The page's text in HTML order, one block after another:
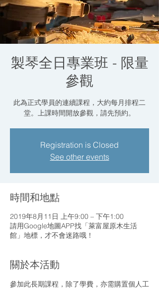
製琴全日專業班 - 限量
參觀
此為正式學員的連續課程，大約每月排程二
堂。上課時間開放參觀，請先預約。
Registration is Closed
See other events
時間和地點
2019年8月11日 上午9:00 – 下午1:00
請用Google地圖APP找「萊富屋原木生活
館」地標，才不會迷路哦！
關於本活動
參加此長期課程，除了學費，亦需購置個人工